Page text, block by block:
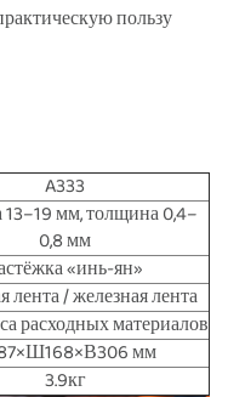
пользу
A333
мм, толщина 0,4–
0,8 мм
«инь-ян»
лента / железная лента
расходных материалов
мм
3.9кг